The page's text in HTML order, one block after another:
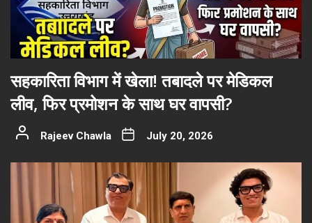
सहकारिता विभाग में खेला! तबादले पर मेडिकल
लीव, फिर प्रमोशन के साथ घर वापसी?
Rajeev Chawla July 20, 2026